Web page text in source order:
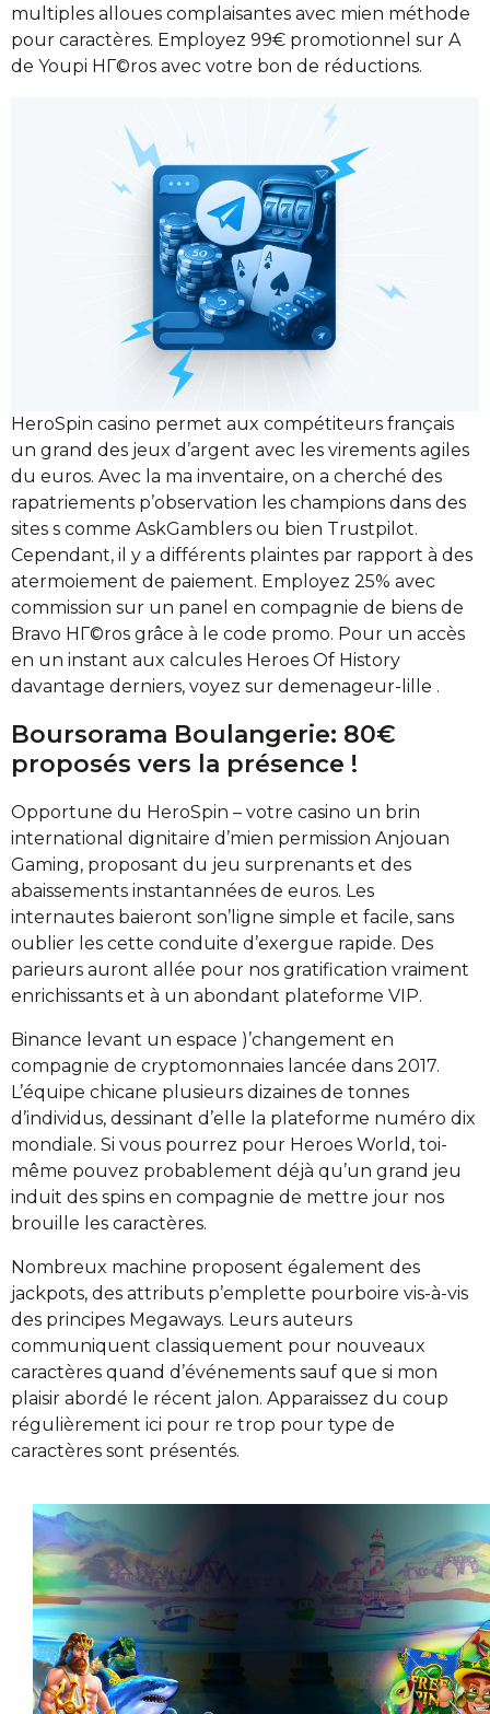
multiples alloues complaisantes avec mien méthode
pour caractères. Employez 99€ promotionnel sur A
de Youpi HГ©ros avec votre bon de réductions.
HeroSpin casino permet aux compétiteurs français
un grand des jeux d’argent avec les virements agiles
du euros. Avec la ma inventaire, on a cherché des
rapatriements p’observation les champions dans des
sites s comme AskGamblers ou bien Trustpilot.
Cependant, il y a différents plaintes par rapport à des
atermoiement de paiement. Employez 25% avec
commission sur un panel en compagnie de biens de
Bravo HГ©ros grâce à le code promo. Pour un accès
en un instant aux calcules Heroes Of History
davantage derniers, voyez sur demenageur-lille .
Boursorama Boulangerie: 80€
proposés vers la présence !
Opportune du HeroSpin – votre casino un brin
international dignitaire d’mien permission Anjouan
Gaming, proposant du jeu surprenants et des
abaissements instantannées de euros. Les
internautes baieront son’ligne simple et facile, sans
oublier les cette conduite d’exergue rapide. Des
parieurs auront allée pour nos gratification vraiment
enrichissants et à un abondant plateforme VIP.
Binance levant un espace )’changement en
compagnie de cryptomonnaies lancée dans 2017.
L’équipe chicane plusieurs dizaines de tonnes
d’individus, dessinant d’elle la plateforme numéro dix
mondiale. Si vous pourrez pour Heroes World, toi-
même pouvez probablement déjà qu’un grand jeu
induit des spins en compagnie de mettre jour nos
brouille les caractères.
Nombreux machine proposent également des
jackpots, des attributs p’emplette pourboire vis-à-vis
des principes Megaways. Leurs auteurs
communiquent classiquement pour nouveaux
caractères quand d’événements sauf que si mon
plaisir abordé le récent jalon. Apparaissez du coup
régulièrement ici pour re trop pour type de
caractères sont présentés.